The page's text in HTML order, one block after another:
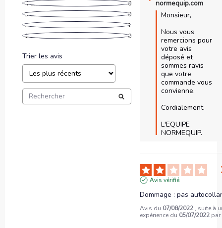
4étoiles
0
3étoiles
0
2étoiles
1
1étoile 0
Trier les avis
normequip.com
Monsieur,
Nous vous
remercions pour
votre avis
déposé et
sommes ravis
que votre
commande vous
convienne.
Cordialement.
L'EQUIPE
NORMEQUIP.
Avis vérifié
Dommage : pas
Avis du 07/08/2022 , suite à
expérience du 05/07/2022 par